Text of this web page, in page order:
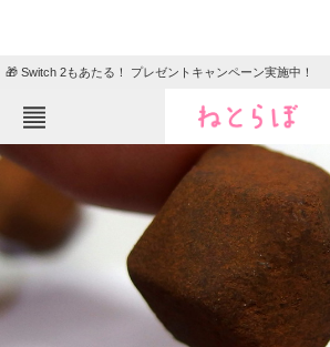
🎁 Switch 2もあたる！ プレゼントキャンペーン実施中！
ニュース
クイズ
地域
住まい 教育・育児